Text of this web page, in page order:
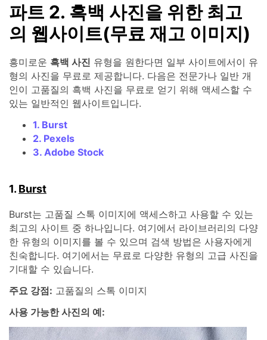
파트 2. 흑백 사진을 위한 최고
의 웹사이트(무료 재고 이미지)
흥미로운 흑백 사진 유형을 원한다면 일부 사이트에서이 유
형의 사진을 무료로 제공합니다. 다음은 전문가나 일반 개
인이 고품질의 흑백 사진을 무료로 얻기 위해 액세스할 수
있는 일반적인 웹사이트입니다.
1. Burst
2. Pexels
3. Adobe Stock
1. Burst
Burst는 고품질 스톡 이미지에 액세스하고 사용할 수 있는
최고의 사이트 중 하나입니다. 여기에서 라이브러리의 다양
한 유형의 이미지를 볼 수 있으며 검색 방법은 사용자에게
친숙합니다. 여기에서는 무료로 다양한 유형의 고급 사진을
기대할 수 있습니다.
주요 강점: 고품질의 스톡 이미지
사용 가능한 사진의 예: